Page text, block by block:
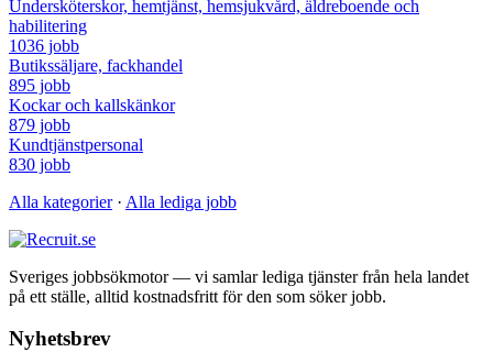
Undersköterskor, hemtjänst, hemsjukvård, äldreboende och
habilitering
1036 jobb
Butikssäljare, fackhandel
895 jobb
Kockar och kallskänkor
879 jobb
Kundtjänstpersonal
830 jobb
Alla kategorier· Alla lediga jobb
Sveriges jobbsökmotor — vi samlar lediga tjänster från hela landet
på ett ställe, alltid kostnadsfritt för den som söker jobb.
Nyhetsbrev